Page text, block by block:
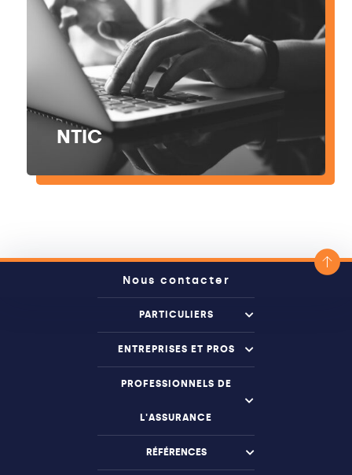
NTIC
Nous contacter
PARTICULIERS
ENTREPRISES ET PROS
PROFESSIONNELS DE
L'ASSURANCE
RÉFÉRENCES